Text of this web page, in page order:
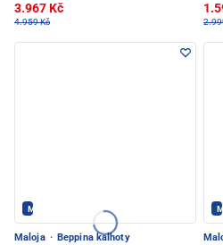
3.967 Kč
4.959 Kč
Maloja - PEC POD SNĚŽKOU
Maloja · Beppina kalhoty